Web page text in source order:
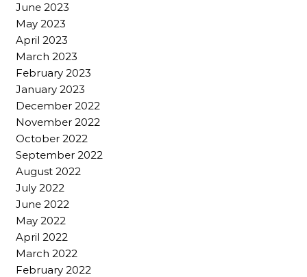
June 2023
May 2023
April 2023
March 2023
February 2023
January 2023
December 2022
November 2022
October 2022
September 2022
August 2022
July 2022
June 2022
May 2022
April 2022
March 2022
February 2022